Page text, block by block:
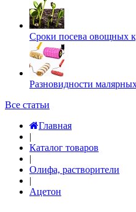
Сроки посева овощных
Разновидности
Все статьи
Главная
|
Каталог товаров
|
Олифа, растворители
|
Ацетон